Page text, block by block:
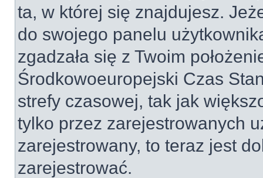
ta, w której się znajdujesz.
do swojego panelu
zgadzała się z Twoim
Środkowoeuropejski Czas
strefy czasowej, tak jak
tylko przez zarejestrowanych
zarejestrowany, to teraz jest
zarejestrować.